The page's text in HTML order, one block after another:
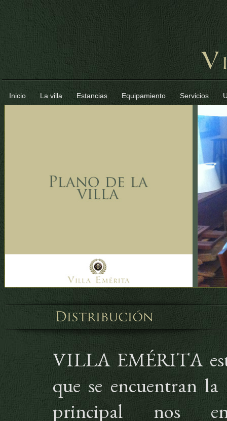
Inicio La villa Estancias Equipamiento Servicios
VILLA EMÉRITA
que se encuentran
principal nos